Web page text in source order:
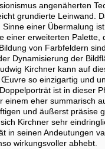
angenäherten
grundierte Leinwand.
einer Übermalung
einer erweiterten
von Farbfeldern
Dynamisierung der
Kirchner kann auf
so einzigartig und
ist in dieser
einem eher summarisch
und äußerst präsise
Kirchner sehr
in seinen Andeutungen
wirkungsvoller abhebt.